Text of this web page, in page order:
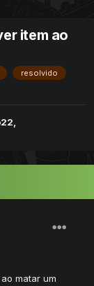
item ao
resolvido
matar um